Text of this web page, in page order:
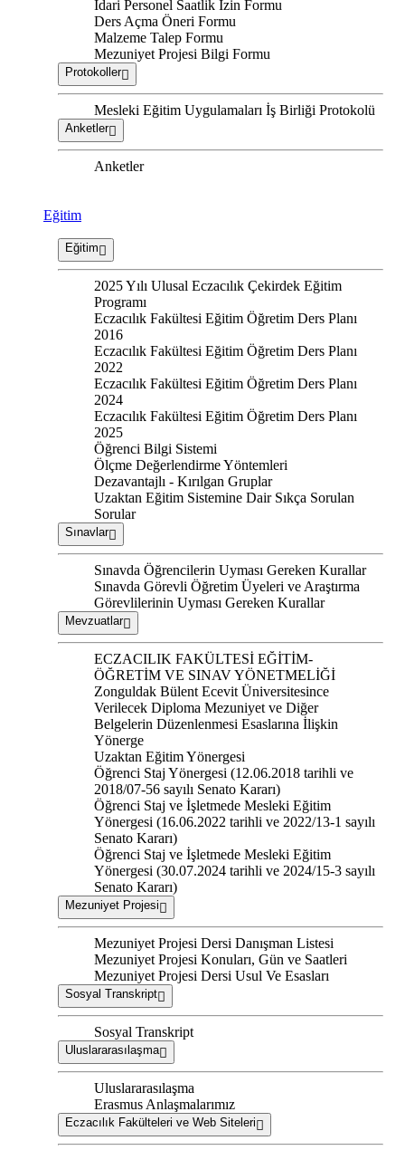
İdari Personel Saatlik İzin Formu
Ders Açma Öneri Formu
Malzeme Talep Formu
Mezuniyet Projesi Bilgi Formu
Protokoller
Mesleki Eğitim Uygulamaları İş Birliği Protokolü
Anketler
Anketler
Eğitim
Eğitim
2025 Yılı Ulusal Eczacılık Çekirdek Eğitim
Programı
Eczacılık Fakültesi Eğitim Öğretim Ders Planı
2016
Eczacılık Fakültesi Eğitim Öğretim Ders Planı
2022
Eczacılık Fakültesi Eğitim Öğretim Ders Planı
2024
Eczacılık Fakültesi Eğitim Öğretim Ders Planı
2025
Öğrenci Bilgi Sistemi
Ölçme Değerlendirme Yöntemleri
Dezavantajlı - Kırılgan Gruplar
Uzaktan Eğitim Sistemine Dair Sıkça Sorulan
Sorular
Sınavlar
Sınavda Öğrencilerin Uyması Gereken Kurallar
Sınavda Görevli Öğretim Üyeleri ve Araştırma
Görevlilerinin Uyması Gereken Kurallar
Mevzuatlar
ECZACILIK FAKÜLTESİ EĞİTİM-
ÖĞRETİM VE SINAV YÖNETMELİĞİ
Zonguldak Bülent Ecevit Üniversitesince
Verilecek Diploma Mezuniyet ve Diğer
Belgelerin Düzenlenmesi Esaslarına İlişkin
Yönerge
Uzaktan Eğitim Yönergesi
Öğrenci Staj Yönergesi (12.06.2018 tarihli ve
2018/07-56 sayılı Senato Kararı)
Öğrenci Staj ve İşletmede Mesleki Eğitim
Yönergesi (16.06.2022 tarihli ve 2022/13-1 sayılı
Senato Kararı)
Öğrenci Staj ve İşletmede Mesleki Eğitim
Yönergesi (30.07.2024 tarihli ve 2024/15-3 sayılı
Senato Kararı)
Mezuniyet Projesi
Mezuniyet Projesi Dersi Danışman Listesi
Mezuniyet Projesi Konuları, Gün ve Saatleri
Mezuniyet Projesi Dersi Usul Ve Esasları
Sosyal Transkript
Sosyal Transkript
Uluslararasılaşma
Uluslararasılaşma
Erasmus Anlaşmalarımız
Eczacılık Fakülteleri ve Web Siteleri